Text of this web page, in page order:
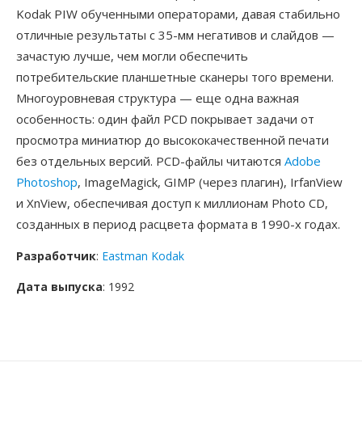
Kodak PIW обученными операторами, давая стабильно
отличные результаты с 35-мм негативов и слайдов —
зачастую лучше, чем могли обеспечить
потребительские планшетные сканеры того времени.
Многоуровневая структура — еще одна важная
особенность: один файл PCD покрывает задачи от
просмотра миниатюр до высококачественной печати
без отдельных версий. PCD-файлы читаются Adobe
Photoshop, ImageMagick, GIMP (через плагин), IrfanView
и XnView, обеспечивая доступ к миллионам Photo CD,
созданных в период расцвета формата в 1990-х годах.
Разработчик: Eastman Kodak
Дата выпуска: 1992